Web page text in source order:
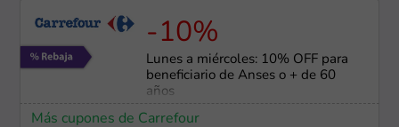
-10%
Lunes a miércoles: 10% OFF para
beneficiario de Anses o + de 60
años
Más cupones de Carrefour